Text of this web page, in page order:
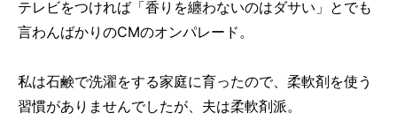
テレビをつければ「香りを纏わないのはダサい」とでも
言わんばかりのCMのオンパレード。
私は石鹸で洗濯をする家庭に育ったので、柔軟剤を使う
習慣がありませんでしたが、夫は柔軟剤派。